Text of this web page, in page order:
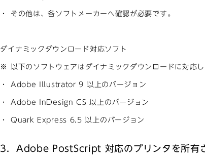
・ その他は、各ソフトメーカーへ確認が必要です。
ダイナミックダウンロード対応ソフト
※ 以下のソフトウェアはダイナミックダウンロードに対応し
・ Adobe Illustrator 9 以上のバージョン
・ Adobe InDesign CS 以上のバージョン
・ Quark Express 6.5 以上のバージョン
3．Adobe PostScript 対応のプリンタを所有